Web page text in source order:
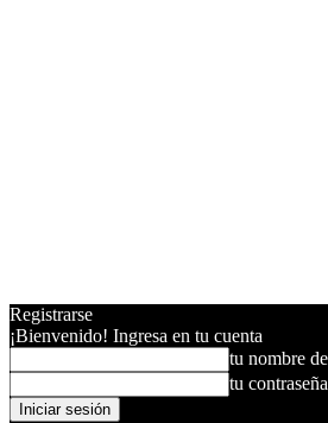
Registrarse
¡Bienvenido! Ingresa en tu cuenta
tu nombre
tu contraseña